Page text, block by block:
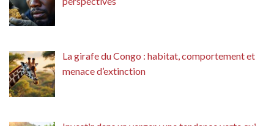
La girafe du Congo : habitat, comportement et
menace d’extinction